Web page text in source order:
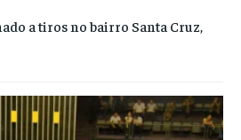
a tiros no bairro Santa Cruz,